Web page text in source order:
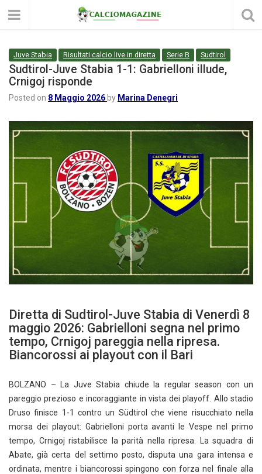
Juve Stabia Risultati calcio live in diretta Serie B Sudtirol
Sudtirol-Juve Stabia 1-1: Gabrielloni illude,
Crnigoj risponde
Posted on 8 Maggio 2026 by Marina Denegri
Diretta di Sudtirol-Juve Stabia di Venerdì 8
maggio 2026: Gabrielloni segna nel primo
tempo, Crnigoj pareggia nella ripresa.
Biancorossi ai playout con il Bari
BOLZANO – La Juve Stabia chiude la regular season con un
pareggio prezioso e incoraggiante in vista dei playoff. Allo stadio
Druso finisce 1-1 contro un Südtirol che viene risucchiato nella
morsa dei playout: Gabrielloni porta avanti le Vespe nel primo
tempo, Crnigoj ristabilisce la parità nella ripresa. La squadra di
Abate, già certa del settimo posto, disputa una gara intensa e
ordinata, mentre i biancorossi spingono con forza nel finale alla